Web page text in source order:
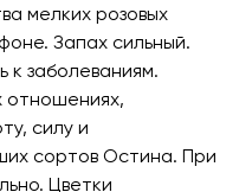
мелких розовых
Запах сильный.
к заболеваниям.
отношениях,
силу и
сортов Остина. При
Цветки